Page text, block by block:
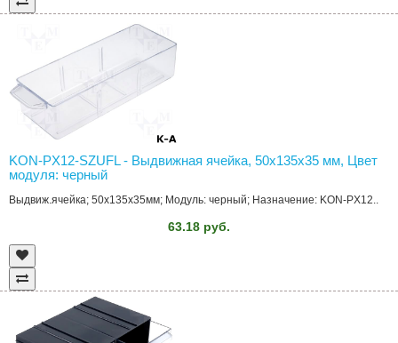
KON-PX12-SZUFL - Выдвижная ячейка, 50x135x35 мм, Цвет
модуля: черный
Выдвиж.ячейка; 50x135x35мм; Модуль: черный; Назначение: KON-PX12..
63.18 руб.